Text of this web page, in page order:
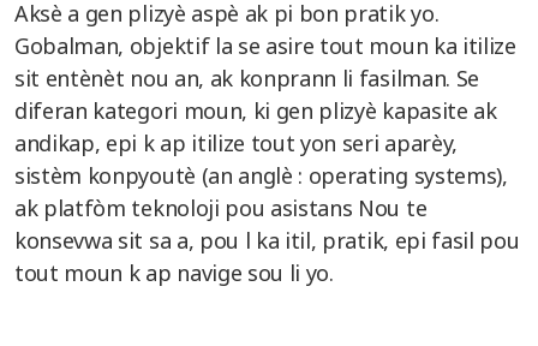
Aksè a gen plizyè aspè ak pi bon pratik yo.
Gobalman, objektif la se asire tout moun ka itilize
sit entènèt nou an, ak konprann li fasilman. Se
diferan kategori moun, ki gen plizyè kapasite ak
andikap, epi k ap itilize tout yon seri aparèy,
sistèm konpyoutè (an anglè : operating systems),
ak platfòm teknoloji pou asistans Nou te
konsevwa sit sa a, pou l ka itil, pratik, epi fasil pou
tout moun k ap navige sou li yo.